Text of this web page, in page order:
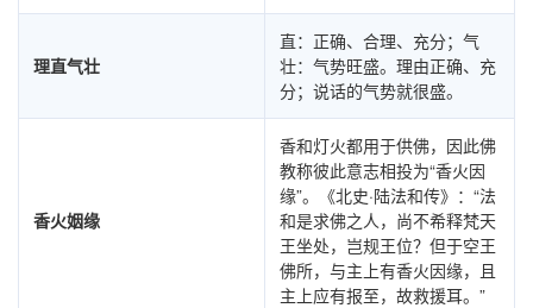
理直气壮
直：正确、合理、充分；气
壮：气势旺盛。理由正确、充
分；说话的气势就很盛。
香火姻缘
香和灯火都用于供佛，因此佛
教称彼此意志相投为“香火因
缘”。《北史·陆法和传》：“法
和是求佛之人，尚不希释梵天
王坐处，岂规王位？但于空王
佛所，与主上有香火因缘，且
主上应有报至，故救援耳。”